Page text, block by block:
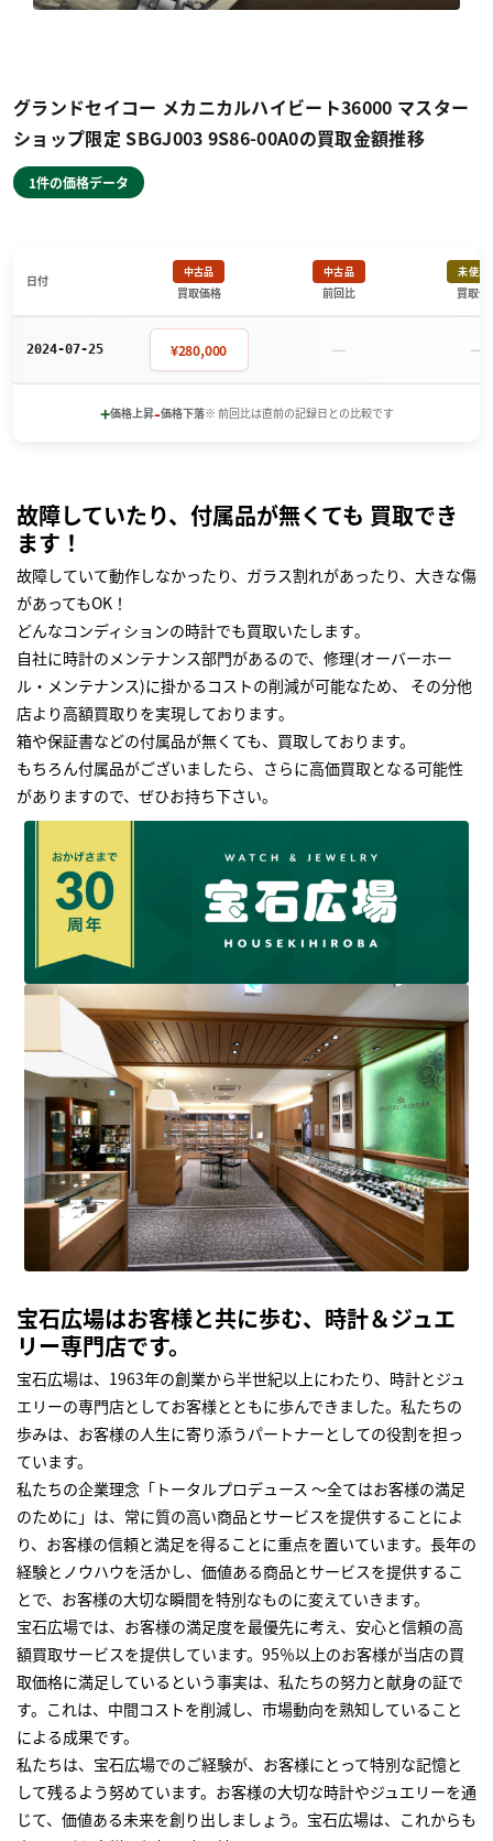
グランドセイコー メカニカルハイビート36000 マスター
ショップ限定 SBGJ003 9S86-00A0の買取金額推移
1件の価格データ
日付
中古品
買取価格
中古品
前回比
未使用
買取価
2024-07-25 ¥280,000 － －
+価格上昇-価格下落※ 前回比は直前の記録日との比較です
故障していたり、付属品が無くても 買取でき
ます！
故障していて動作しなかったり、ガラス割れがあったり、大きな傷
があってもOK！
どんなコンディションの時計でも買取いたします｡
自社に時計のメンテナンス部門があるので、修理(オーバーホー
ル・メンテナンス)に掛かるコストの削減が可能なため、 その分他
店より高額買取りを実現しております｡
箱や保証書などの付属品が無くても、買取しております。
もちろん付属品がございましたら、さらに高価買取となる可能性
がありますので、ぜひお持ち下さい｡
宝石広場はお客様と共に歩む、時計＆ジュエ
リー専門店です。
宝石広場は、1963年の創業から半世紀以上にわたり、時計とジュ
エリーの専門店としてお客様とともに歩んできました。私たちの
歩みは、お客様の人生に寄り添うパートナーとしての役割を担っ
ています。
私たちの企業理念「トータルプロデュース ～全てはお客様の満足
のために」は、常に質の高い商品とサービスを提供することによ
り、お客様の信頼と満足を得ることに重点を置いています。長年の
経験とノウハウを活かし、価値ある商品とサービスを提供するこ
とで、お客様の大切な瞬間を特別なものに変えていきます。
宝石広場では、お客様の満足度を最優先に考え、安心と信頼の高
額買取サービスを提供しています。95％以上のお客様が当店の買
取価格に満足しているという事実は、私たちの努力と献身の証で
す。これは、中間コストを削減し、市場動向を熟知していること
による成果です。
私たちは、宝石広場でのご経験が、お客様にとって特別な記憶と
して残るよう努めています。お客様の大切な時計やジュエリーを通
じて、価値ある未来を創り出しましょう。宝石広場は、これからも